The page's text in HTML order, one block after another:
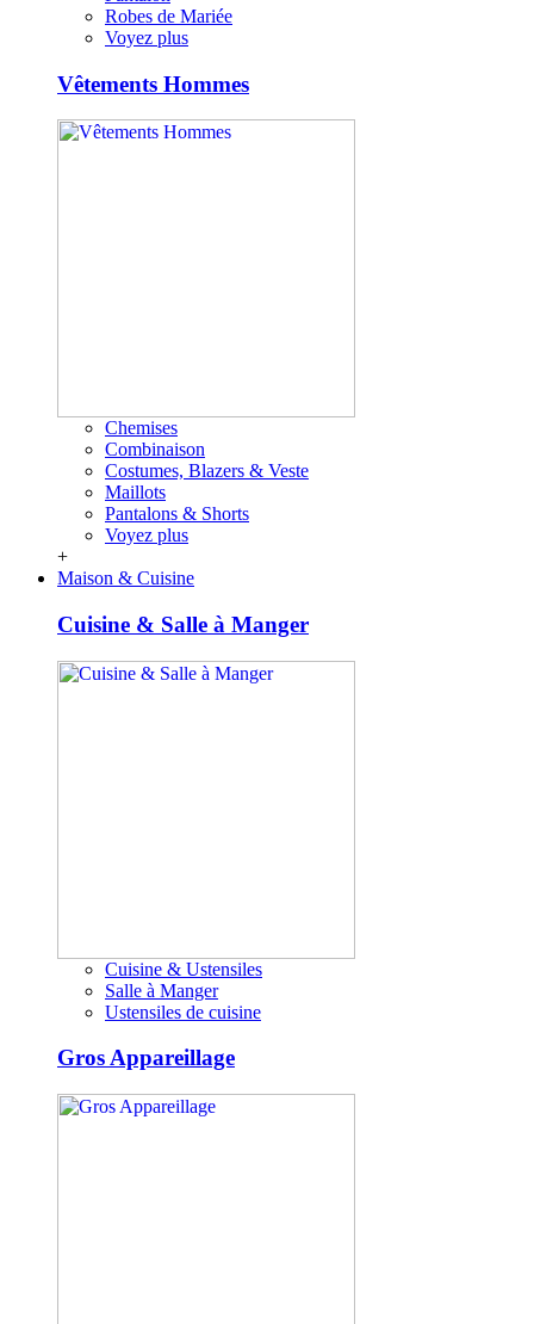
Robes de Mariée
Voyez plus
Vêtements Hommes
Chemises
Combinaison
Costumes, Blazers & Veste
Maillots
Pantalons & Shorts
Voyez plus
+
Maison & Cuisine
Cuisine & Salle à Manger
Cuisine & Ustensiles
Salle à Manger
Ustensiles de cuisine
Gros Appareillage